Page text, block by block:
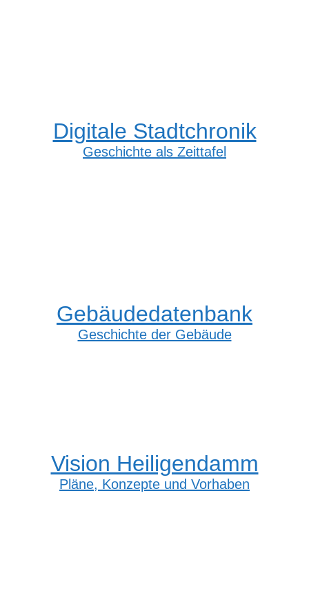
Digitale Stadtchronik
Geschichte als Zeittafel
Gebäudedatenbank
Geschichte der Gebäude
Vision Heiligendamm
Pläne, Konzepte und Vorhaben